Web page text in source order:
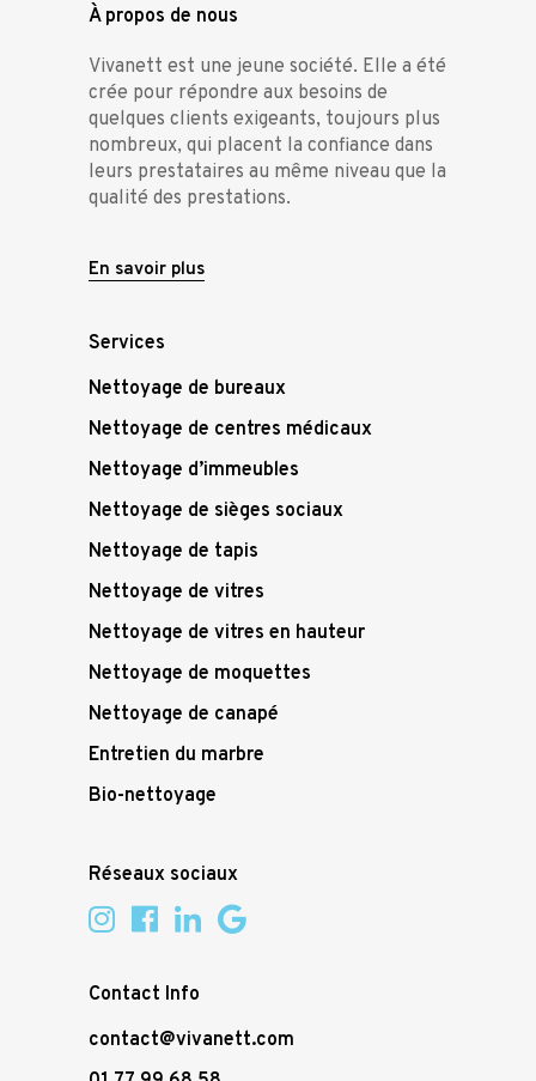
À propos de nous
Vivanett est une jeune société. Elle a été
crée pour répondre aux besoins de
quelques clients exigeants, toujours plus
nombreux, qui placent la confiance dans
leurs prestataires au même niveau que la
qualité des prestations.
En savoir plus
Services
Nettoyage de bureaux
Nettoyage de centres médicaux
Nettoyage d’immeubles
Nettoyage de sièges sociaux
Nettoyage de tapis
Nettoyage de vitres
Nettoyage de vitres en hauteur
Nettoyage de moquettes
Nettoyage de canapé
Entretien du marbre
Bio-nettoyage
Réseaux sociaux
Contact Info
contact@vivanett.com